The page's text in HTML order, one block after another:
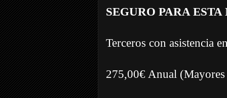
SEGURO PARA
Terceros con asistencia
275,00€ Anual